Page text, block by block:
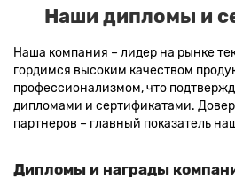
Наши дипломы и
Наша компания – лидер на рынке
гордимся высоким качеством
профессионализмом, что
дипломами и сертификатами.
партнеров – главный показатель
Дипломы и награды